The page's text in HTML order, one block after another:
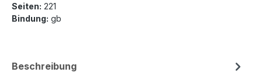
Seiten: 221
Bindung: gb
Beschreibung